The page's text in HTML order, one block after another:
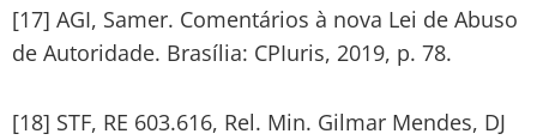
[17] AGI, Samer. Comentários à nova Lei de Abuso
de Autoridade. Brasília: CPIuris, 2019, p. 78.
[18] STF, RE 603.616, Rel. Min. Gilmar Mendes, DJ